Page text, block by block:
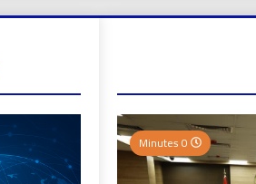
0 Minutes